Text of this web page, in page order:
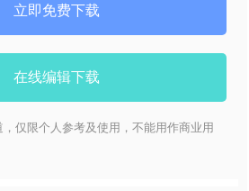
立即免费下载
在线编辑下载
仅限个人参考及使用，不能用作商业用